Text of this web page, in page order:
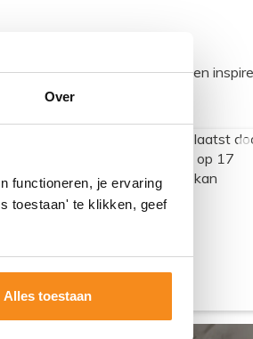
Over
functioneren, je ervaring
toestaan' te klikken, geef
Alles toestaan
Samen bouwen we een